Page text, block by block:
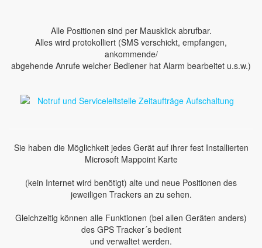
Alle Positionen sind per Mausklick abrufbar.
Alles wird protokolliert (SMS verschickt, empfangen,
ankommende/
abgehende Anrufe welcher Bediener hat Alarm bearbeitet u.s.w.)
Sie haben die Möglichkeit jedes Gerät auf ihrer fest Installierten
Microsoft Mappoint Karte
(kein Internet wird benötigt) alte und neue Positionen des
jeweiligen Trackers an zu sehen.
Gleichzeitig können alle Funktionen (bei allen Geräten anders)
des GPS Tracker´s bedient
und verwaltet werden.